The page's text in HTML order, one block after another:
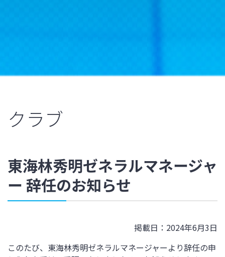
クラブ
東海林秀明ゼネラルマネージャ
ー 辞任のお知らせ
掲載日：2024年6月3日
このたび、東海林秀明ゼネラルマネージャーより辞任の申